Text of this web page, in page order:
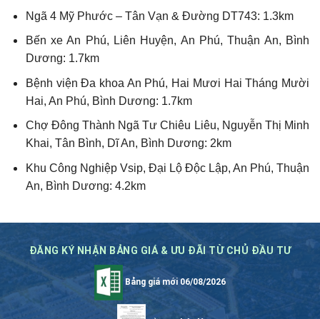
Ngã 4 Mỹ Phước – Tân Vạn & Đường DT743: 1.3km
Bến xe An Phú, Liên Huyện, An Phú, Thuận An, Bình
Dương: 1.7km
Bệnh viện Đa khoa An Phú, Hai Mươi Hai Tháng Mười
Hai, An Phú, Bình Dương: 1.7km
Chợ Đông Thành Ngã Tư Chiêu Liêu, Nguyễn Thị Minh
Khai, Tân Bình, Dĩ An, Bình Dương: 2km
Khu Công Nghiệp Vsip, Đại Lộ Độc Lập, An Phú, Thuận
An, Bình Dương: 4.2km
ĐĂNG KÝ NHẬN BẢNG GIÁ & ƯU ĐÃI TỪ CHỦ ĐẦU TƯ
Bảng giá mới 06/08/2026